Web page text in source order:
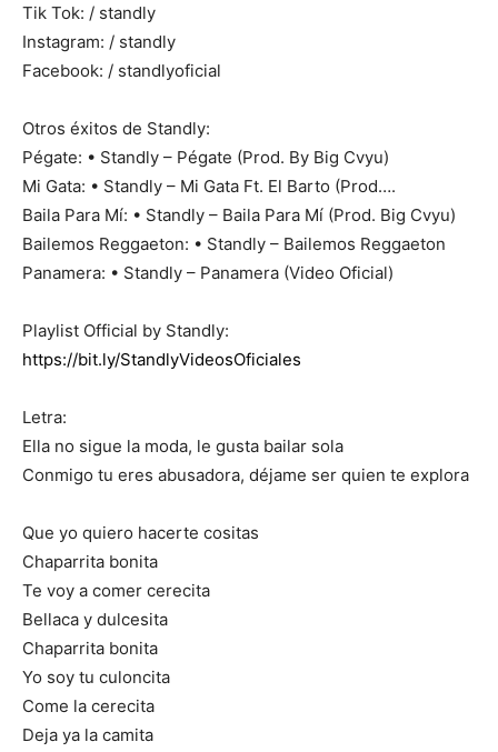
Tik Tok: / standly
Instagram: / standly
Facebook: / standlyoficial
Otros éxitos de Standly:
Pégate: • Standly – Pégate (Prod. By Big Cvyu)
Mi Gata: • Standly – Mi Gata Ft. El Barto (Prod….
Baila Para Mí: • Standly – Baila Para Mí (Prod. Big Cvyu)
Bailemos Reggaeton: • Standly – Bailemos Reggaeton
Panamera: • Standly – Panamera (Video Oficial)
Playlist Official by Standly:
https://bit.ly/StandlyVideosOficiales
Letra:
Ella no sigue la moda, le gusta bailar sola
Conmigo tu eres abusadora, déjame ser quien te explora
Que yo quiero hacerte cositas
Chaparrita bonita
Te voy a comer cerecita
Bellaca y dulcesita
Chaparrita bonita
Yo soy tu culoncita
Come la cerecita
Deja ya la camita